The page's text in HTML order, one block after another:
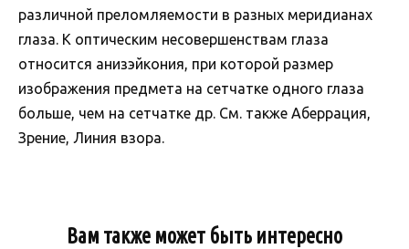
различной преломляемости в разных меридианах
глаза. К оптическим несовершенствам глаза
относится анизэйкония, при которой размер
изображения предмета на сетчатке одного глаза
больше, чем на сетчатке др. См. также Аберрация,
Зрение, Линия взора.
Вам также может быть интересно